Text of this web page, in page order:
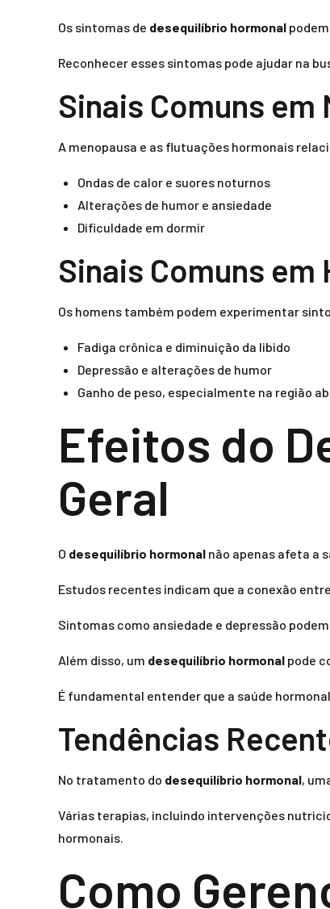
Os sintomas de desequilíbrio hormonal
Reconhecer esses sintomas pode ajudar na
Sinais Comuns em
A menopausa e as flutuações hormonais
Ondas de calor e suores noturnos
Alterações de humor e ansiedade
Dificuldade em dormir
Sinais Comuns em
Os homens também podem experimentar
Fadiga crônica e diminuição da libido
Depressão e alterações de humor
Ganho de peso, especialmente na região
Efeitos do
Geral
O desequilíbrio hormonal não apenas afeta a
Estudos recentes indicam que a conexão
Sintomas como ansiedade e depressão
Além disso, um desequilíbrio hormonal pode
É fundamental entender que a saúde
Tendências
No tratamento do desequilíbrio hormonal,
Várias terapias, incluindo intervenções
hormonais.
Como